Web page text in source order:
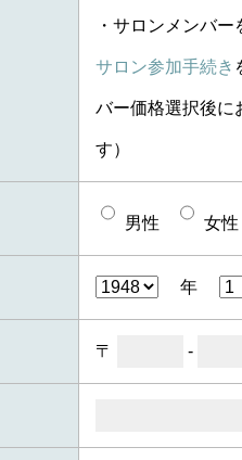
・サロンメンバ
サロン参加手続き
バー価格選択後に
す）
男性 女性
年
〒 -